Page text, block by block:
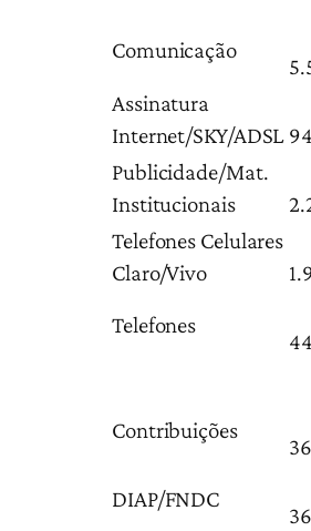
Comunicação
Assinatura
Internet/SKY/ADSL
Publicidade/Mat.
Institucionais
Telefones Celulares
Claro/Vivo
Telefones
Contribuições
DIAP/FNDC